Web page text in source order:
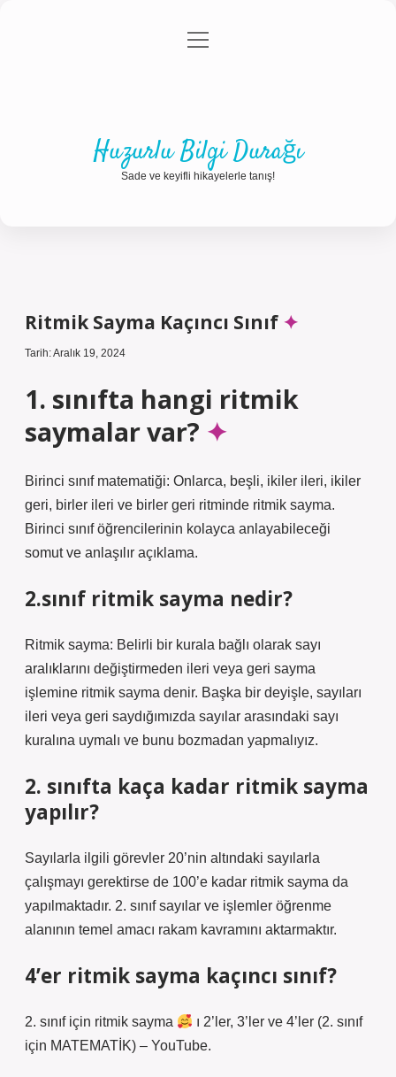
Gizlilik Politikası
menüyü
Huzurlu Bilgi Durağı
Sade ve keyifli hikayelerle tanış!
Ritmik Sayma Kaçıncı Sınıf
Tarih: Aralık 19, 2024
1. sınıfta hangi ritmik
saymalar var?
Birinci sınıf matematiği: Onlarca, beşli, ikiler ileri, ikiler
geri, birler ileri ve birler geri ritminde ritmik sayma.
Birinci sınıf öğrencilerinin kolayca anlayabileceği
somut ve anlaşılır açıklama.
2.sınıf ritmik sayma nedir?
Ritmik sayma: Belirli bir kurala bağlı olarak sayı
aralıklarını değiştirmeden ileri veya geri sayma
işlemine ritmik sayma denir. Başka bir deyişle, sayıları
ileri veya geri saydığımızda sayılar arasındaki sayı
kuralına uymalı ve bunu bozmadan yapmalıyız.
2. sınıfta kaça kadar ritmik sayma
yapılır?
Sayılarla ilgili görevler 20’nin altındaki sayılarla
çalışmayı gerektirse de 100’e kadar ritmik sayma da
yapılmaktadır. 2. sınıf sayılar ve işlemler öğrenme
alanının temel amacı rakam kavramını aktarmaktır.
4’er ritmik sayma kaçıncı sınıf?
2. sınıf için ritmik sayma
ı 2’ler, 3’ler ve 4’ler (2. sınıf
için MATEMATİK) – YouTube.